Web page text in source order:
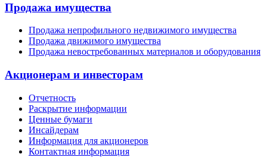
Продажа имущества
Продажа непрофильного недвижимого имущества
Продажа движимого имущества
Продажа невостребованных материалов и оборудования
Акционерам и инвесторам
Отчетность
Раскрытие информации
Ценные бумаги
Инсайдерам
Информация для акционеров
Контактная информация